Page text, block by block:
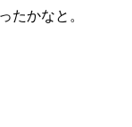
たかなと。